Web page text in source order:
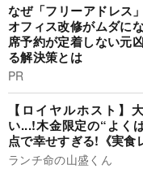
なぜ「フリーアドレス
オフィス改修がムダに
席予約が定着しない元
る解決策とは
PR
【ロイヤルホスト】
い...!木金限定の“よく
点で幸せすぎる!《実食
ランチ命の山盛くん